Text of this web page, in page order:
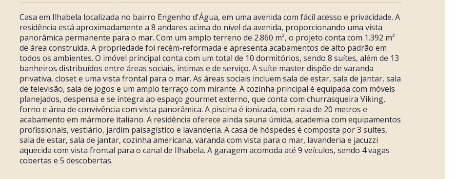
Casa em Ilhabela localizada no bairro Engenho d'Água, em uma avenida com fácil acesso e privacidade. A
residência está aproximadamente a 8 andares acima do nível da avenida, proporcionando uma vista
panorâmica permanente para o mar. Com um amplo terreno de 2.860 m², o projeto conta com 1.392 m²
de área construída. A propriedade foi recém-reformada e apresenta acabamentos de alto padrão em
todos os ambientes. O imóvel principal conta com um total de 10 dormitórios, sendo 8 suítes, além de 13
banheiros distribuídos entre áreas sociais, íntimas e de serviço. A suíte master dispõe de varanda
privativa, closet e uma vista frontal para o mar. As áreas sociais incluem sala de estar, sala de jantar, sala
de televisão, sala de jogos e um amplo terraço com mirante. A cozinha principal é equipada com móveis
planejados, despensa e se integra ao espaço gourmet externo, que conta com churrasqueira Viking,
forno e área de convivência com vista panorâmica. A piscina é ionizada, com raia de 20 metros e
acabamento em mármore italiano. A residência oferece ainda sauna úmida, academia com equipamentos
profissionais, vestiário, jardim paisagístico e lavanderia. A casa de hóspedes é composta por 3 suítes,
sala de estar, sala de jantar, cozinha americana, varanda com vista para o mar, lavanderia e jacuzzi
aquecida com vista frontal para o canal de Ilhabela. A garagem acomoda até 9 veículos, sendo 4 vagas
cobertas e 5 descobertas.